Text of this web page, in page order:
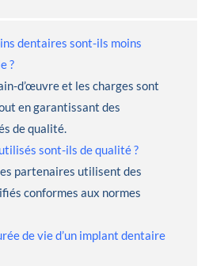
dentaires sont-ils moins
?
d’œuvre et les charges sont
en garantissant des
de qualité.
sont-ils de qualité ?
partenaires utilisent des
conformes aux normes
de vie d’un implant dentaire